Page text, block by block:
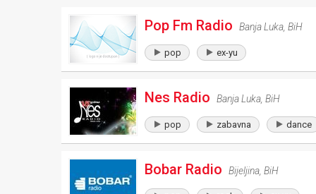
Pop Fm Radio Banja Luka BiH
pop ex-yu
Nes Radio Banja Luka BiH
pop zabavna dance
Bobar Radio Bijeljina BiH